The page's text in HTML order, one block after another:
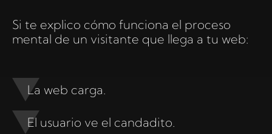
Si te explico cómo funciona el proceso
mental de un visitante que llega a tu web:
La web carga.
El usuario ve el candadito.